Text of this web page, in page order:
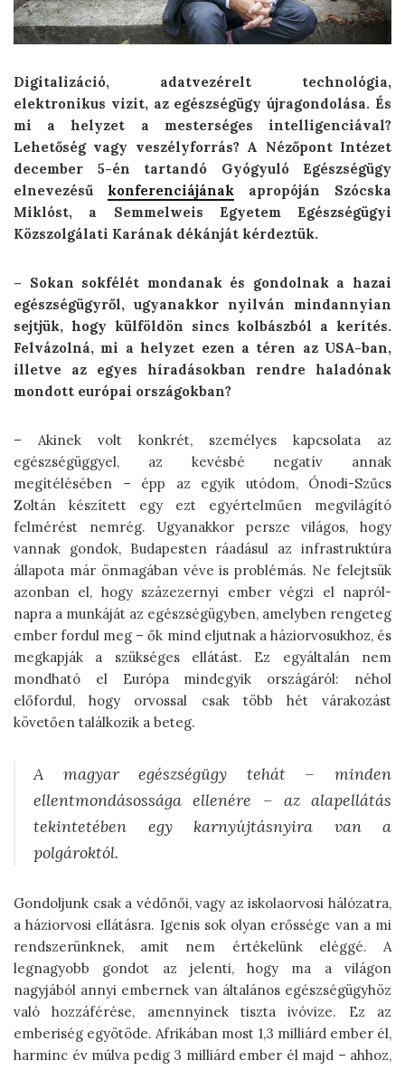
Digitalizáció, adatvezérelt technológia,
elektronikus vizit, az egészségügy újragondolása. És
mi a helyzet a mesterséges intelligenciával?
Lehetőség vagy veszélyforrás? A Nézőpont Intézet
december 5-én tartandó Gyógyuló Egészségügy
elnevezésű konferenciájának apropóján Szócska
Miklóst, a Semmelweis Egyetem Egészségügyi
Közszolgálati Karának dékánját kérdeztük.
– Sokan sokfélét mondanak és gondolnak a hazai
egészségügyről, ugyanakkor nyilván mindannyian
sejtjük, hogy külföldön sincs kolbászból a kerítés.
Felvázolná, mi a helyzet ezen a téren az USA-ban,
illetve az egyes híradásokban rendre haladónak
mondott európai országokban?
– Akinek volt konkrét, személyes kapcsolata az
egészségüggyel, az kevésbé negatív annak
megítélésében – épp az egyik utódom, Ónodi-Szűcs
Zoltán készített egy ezt egyértelműen megvilágító
felmérést nemrég. Ugyanakkor persze világos, hogy
vannak gondok, Budapesten ráadásul az infrastruktúra
állapota már önmagában véve is problémás. Ne felejtsük
azonban el, hogy százezernyi ember végzi el napról-
napra a munkáját az egészségügyben, amelyben rengeteg
ember fordul meg – ők mind eljutnak a háziorvosukhoz, és
megkapják a szükséges ellátást. Ez egyáltalán nem
mondható el Európa mindegyik országáról: néhol
előfordul, hogy orvossal csak több hét várakozást
követően találkozik a beteg.
A magyar egészségügy tehát – minden
ellentmondásossága ellenére – az alapellátás
tekintetében egy karnyújtásnyira van a
polgároktól.
Gondoljunk csak a védőnői, vagy az iskolaorvosi hálózatra,
a háziorvosi ellátásra. Igenis sok olyan erőssége van a mi
rendszerünknek, amit nem értékelünk eléggé. A
legnagyobb gondot az jelenti, hogy ma a világon
nagyjából annyi embernek van általános egészségügyhöz
való hozzáférése, amennyinek tiszta ivóvize. Ez az
emberiség egyötöde. Afrikában most 1,3 milliárd ember él,
harminc év múlva pedig 3 milliárd ember él majd – ahhoz,